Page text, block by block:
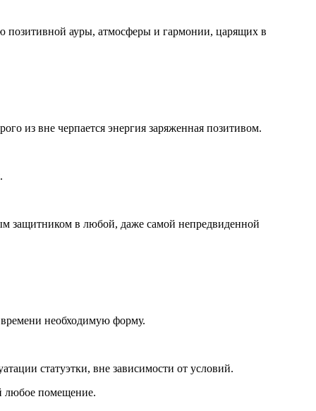
позитивной ауры, атмосферы и гармонии, царящих в
из вне черпается энергия заряженная позитивом.
защитником в любой, даже самой непредвиденной
времени необходимую форму.
статуэтки, вне зависимости от условий.
любое помещение.